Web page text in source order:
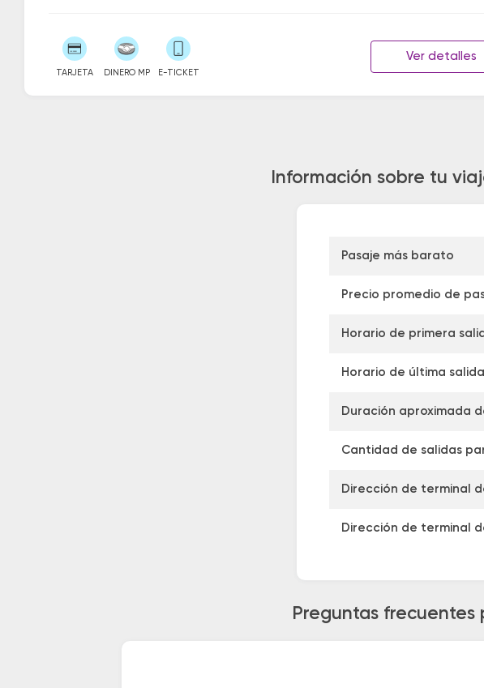
TARJETA DINERO MP E-TICKET
Ver detalles
Información sobre tu
Pasaje más barato
Precio promedio de
Horario de primera
Horario de última salida
Duración aproximada
Cantidad de salidas
Dirección de terminal
Dirección de terminal
Preguntas frecuentes